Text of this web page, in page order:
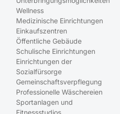
Wellness
Medizinische Einrichtungen
Einkaufszentren
Öffentliche Gebäude
Schulische Einrichtungen
Einrichtungen der
Sozialfürsorge
Gemeinschaftsverpflegung
Professionelle Wäschereien
Sportanlagen und
Fitnessstudios